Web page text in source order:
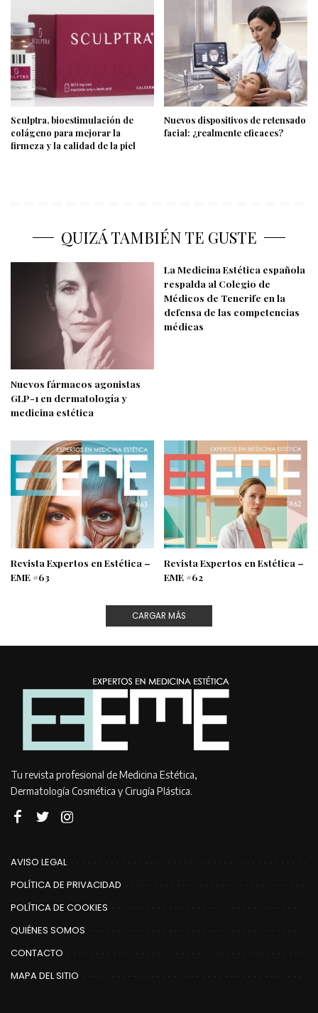
Sculptra, bioestimulación de
colágeno para mejorar la
firmeza y la calidad de la piel
Nuevos dispositivos de retensado
facial: ¿realmente eficaces?
QUIZÁ TAMBIÉN TE GUSTE
Nuevos fármacos agonistas
GLP-1 en dermatología y
medicina estética
La Medicina Estética española
respalda al Colegio de
Médicos de Tenerife en la
defensa de las competencias
médicas
Revista Expertos en Estética –
EME #63
Revista Expertos en Estética –
EME #62
CARGAR MÁS
Tu revista profesional de Medicina Estética,
Dermatología Cosmética y Cirugía Plástica.
AVISO LEGAL
POLÍTICA DE PRIVACIDAD
POLÍTICA DE COOKIES
QUIÉNES SOMOS
CONTACTO
MAPA DEL SITIO